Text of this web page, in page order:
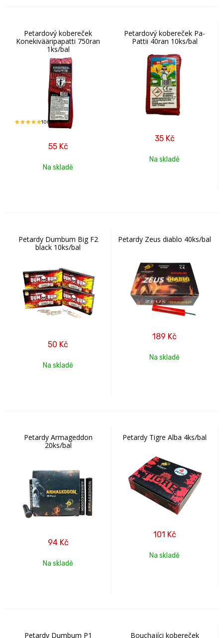
Petardový kobereček
Konekivääripapatti 750ran
1ks/bal
100%
55 Kč
Na skladě
Petardový kobereček Pa-
Pattii 40ran 10ks/bal
35 Kč
Na skladě
Petardy Dumbum Big F2
black 10ks/bal
50 Kč
Na skladě
Petardy Zeus diablo 40ks/bal
189 Kč
Na skladě
Petardy Armageddon
20ks/bal
94 Kč
Na skladě
Petardy Tigre Alba 4ks/bal
101 Kč
Na skladě
Petardy Dumbum P1 Bouchajíci kobereček